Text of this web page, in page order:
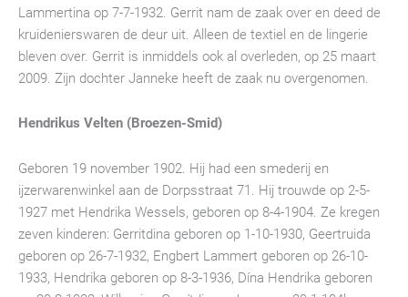
Lammertina op 7-7-1932. Gerrit nam de zaak over en deed de
kruidenierswaren de deur uit. Alleen de textiel en de lingerie
bleven over. Gerrit is inmiddels ook al overleden, op 25 maart
2009. Zijn dochter Janneke heeft de zaak nu overgenomen.
Hendrikus Velten (Broezen-Smid)
Geboren 19 november 1902. Hij had een smederij en
ijzerwarenwinkel aan de Dorpsstraat 71. Hij trouwde op 2-5-
1927 met Hendrika Wessels, geboren op 8-4-1904. Ze kregen
zeven kinderen: Gerritdina geboren op 1-10-1930, Geertruida
geboren op 26-7-1932, Engbert Lammert geboren op 26-10-
1933, Hendrika geboren op 8-3-1936, Dína Hendrika geboren